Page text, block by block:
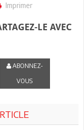
Imprimer
LE AVEC
ABONNEZ-
VOUS